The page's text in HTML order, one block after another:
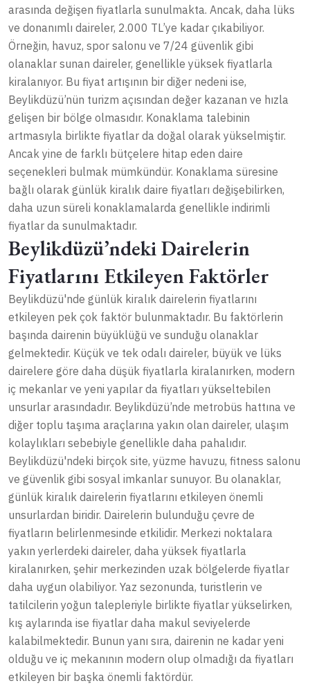
arasında değişen fiyatlarla sunulmakta. Ancak, daha lüks
ve donanımlı daireler, 2.000 TL’ye kadar çıkabiliyor.
Örneğin, havuz, spor salonu ve 7/24 güvenlik gibi
olanaklar sunan daireler, genellikle yüksek fiyatlarla
kiralanıyor. Bu fiyat artışının bir diğer nedeni ise,
Beylikdüzü’nün turizm açısından değer kazanan ve hızla
gelişen bir bölge olmasıdır. Konaklama talebinin
artmasıyla birlikte fiyatlar da doğal olarak yükselmiştir.
Ancak yine de farklı bütçelere hitap eden daire
seçenekleri bulmak mümkündür. Konaklama süresine
bağlı olarak günlük kiralık daire fiyatları değişebilirken,
daha uzun süreli konaklamalarda genellikle indirimli
fiyatlar da sunulmaktadır.
Beylikdüzü’ndeki Dairelerin
Fiyatlarını Etkileyen Faktörler
Beylikdüzü'nde günlük kiralık dairelerin fiyatlarını
etkileyen pek çok faktör bulunmaktadır. Bu faktörlerin
başında dairenin büyüklüğü ve sunduğu olanaklar
gelmektedir. Küçük ve tek odalı daireler, büyük ve lüks
dairelere göre daha düşük fiyatlarla kiralanırken, modern
iç mekanlar ve yeni yapılar da fiyatları yükseltebilen
unsurlar arasındadır. Beylikdüzü’nde metrobüs hattına ve
diğer toplu taşıma araçlarına yakın olan daireler, ulaşım
kolaylıkları sebebiyle genellikle daha pahalıdır.
Beylikdüzü'ndeki birçok site, yüzme havuzu, fitness salonu
ve güvenlik gibi sosyal imkanlar sunuyor. Bu olanaklar,
günlük kiralık dairelerin fiyatlarını etkileyen önemli
unsurlardan biridir. Dairelerin bulunduğu çevre de
fiyatların belirlenmesinde etkilidir. Merkezi noktalara
yakın yerlerdeki daireler, daha yüksek fiyatlarla
kiralanırken, şehir merkezinden uzak bölgelerde fiyatlar
daha uygun olabiliyor. Yaz sezonunda, turistlerin ve
tatilcilerin yoğun talepleriyle birlikte fiyatlar yükselirken,
kış aylarında ise fiyatlar daha makul seviyelerde
kalabilmektedir. Bunun yanı sıra, dairenin ne kadar yeni
olduğu ve iç mekanının modern olup olmadığı da fiyatları
etkileyen bir başka önemli faktördür.